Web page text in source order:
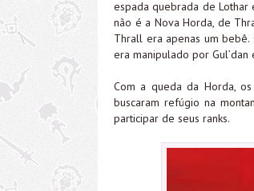
espada quebrada de
não é a Nova Horda, de
Thrall era apenas um
era manipulado por
Com a queda da Horda,
buscaram refúgio na
participar de seus ranks.